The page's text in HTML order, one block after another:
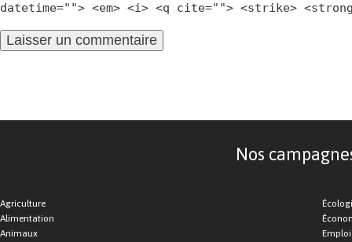
datetime=""> <em> <i> <q cite=""> <strike>
Nos
Agriculture
Alimentation
Animaux
Emploi